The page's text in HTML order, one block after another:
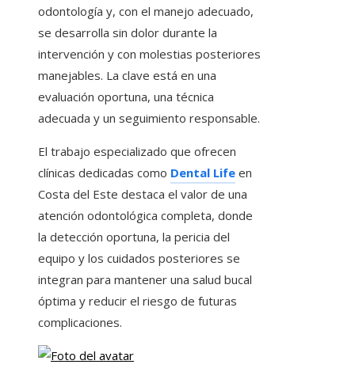
odontología y, con el manejo adecuado,
se desarrolla sin dolor durante la
intervención y con molestias posteriores
manejables. La clave está en una
evaluación oportuna, una técnica
adecuada y un seguimiento responsable.
El trabajo especializado que ofrecen
clínicas dedicadas como Dental Life en
Costa del Este destaca el valor de una
atención odontológica completa, donde
la detección oportuna, la pericia del
equipo y los cuidados posteriores se
integran para mantener una salud bucal
óptima y reducir el riesgo de futuras
complicaciones.